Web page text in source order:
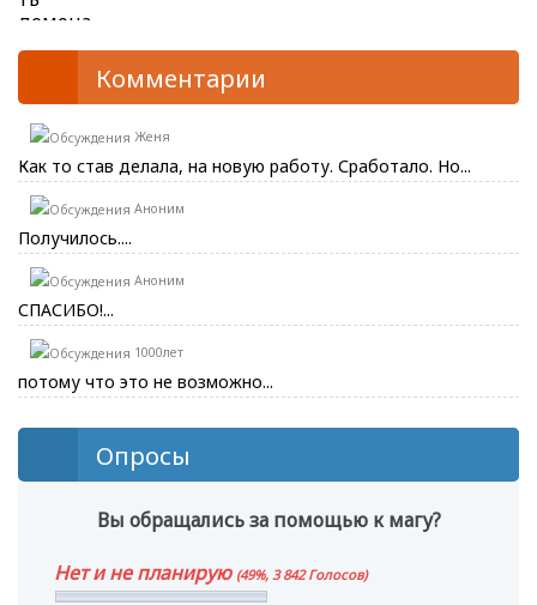
Комментарии
Женя
Как то став делала, на новую работу. Сработало. Но...
Аноним
Получилось....
Аноним
СПАСИБО!...
1000лет
потому что это не возможно...
Опросы
Вы обращались за помощью к магу?
Нет и не планирую (49%, 3 842 Голосов)